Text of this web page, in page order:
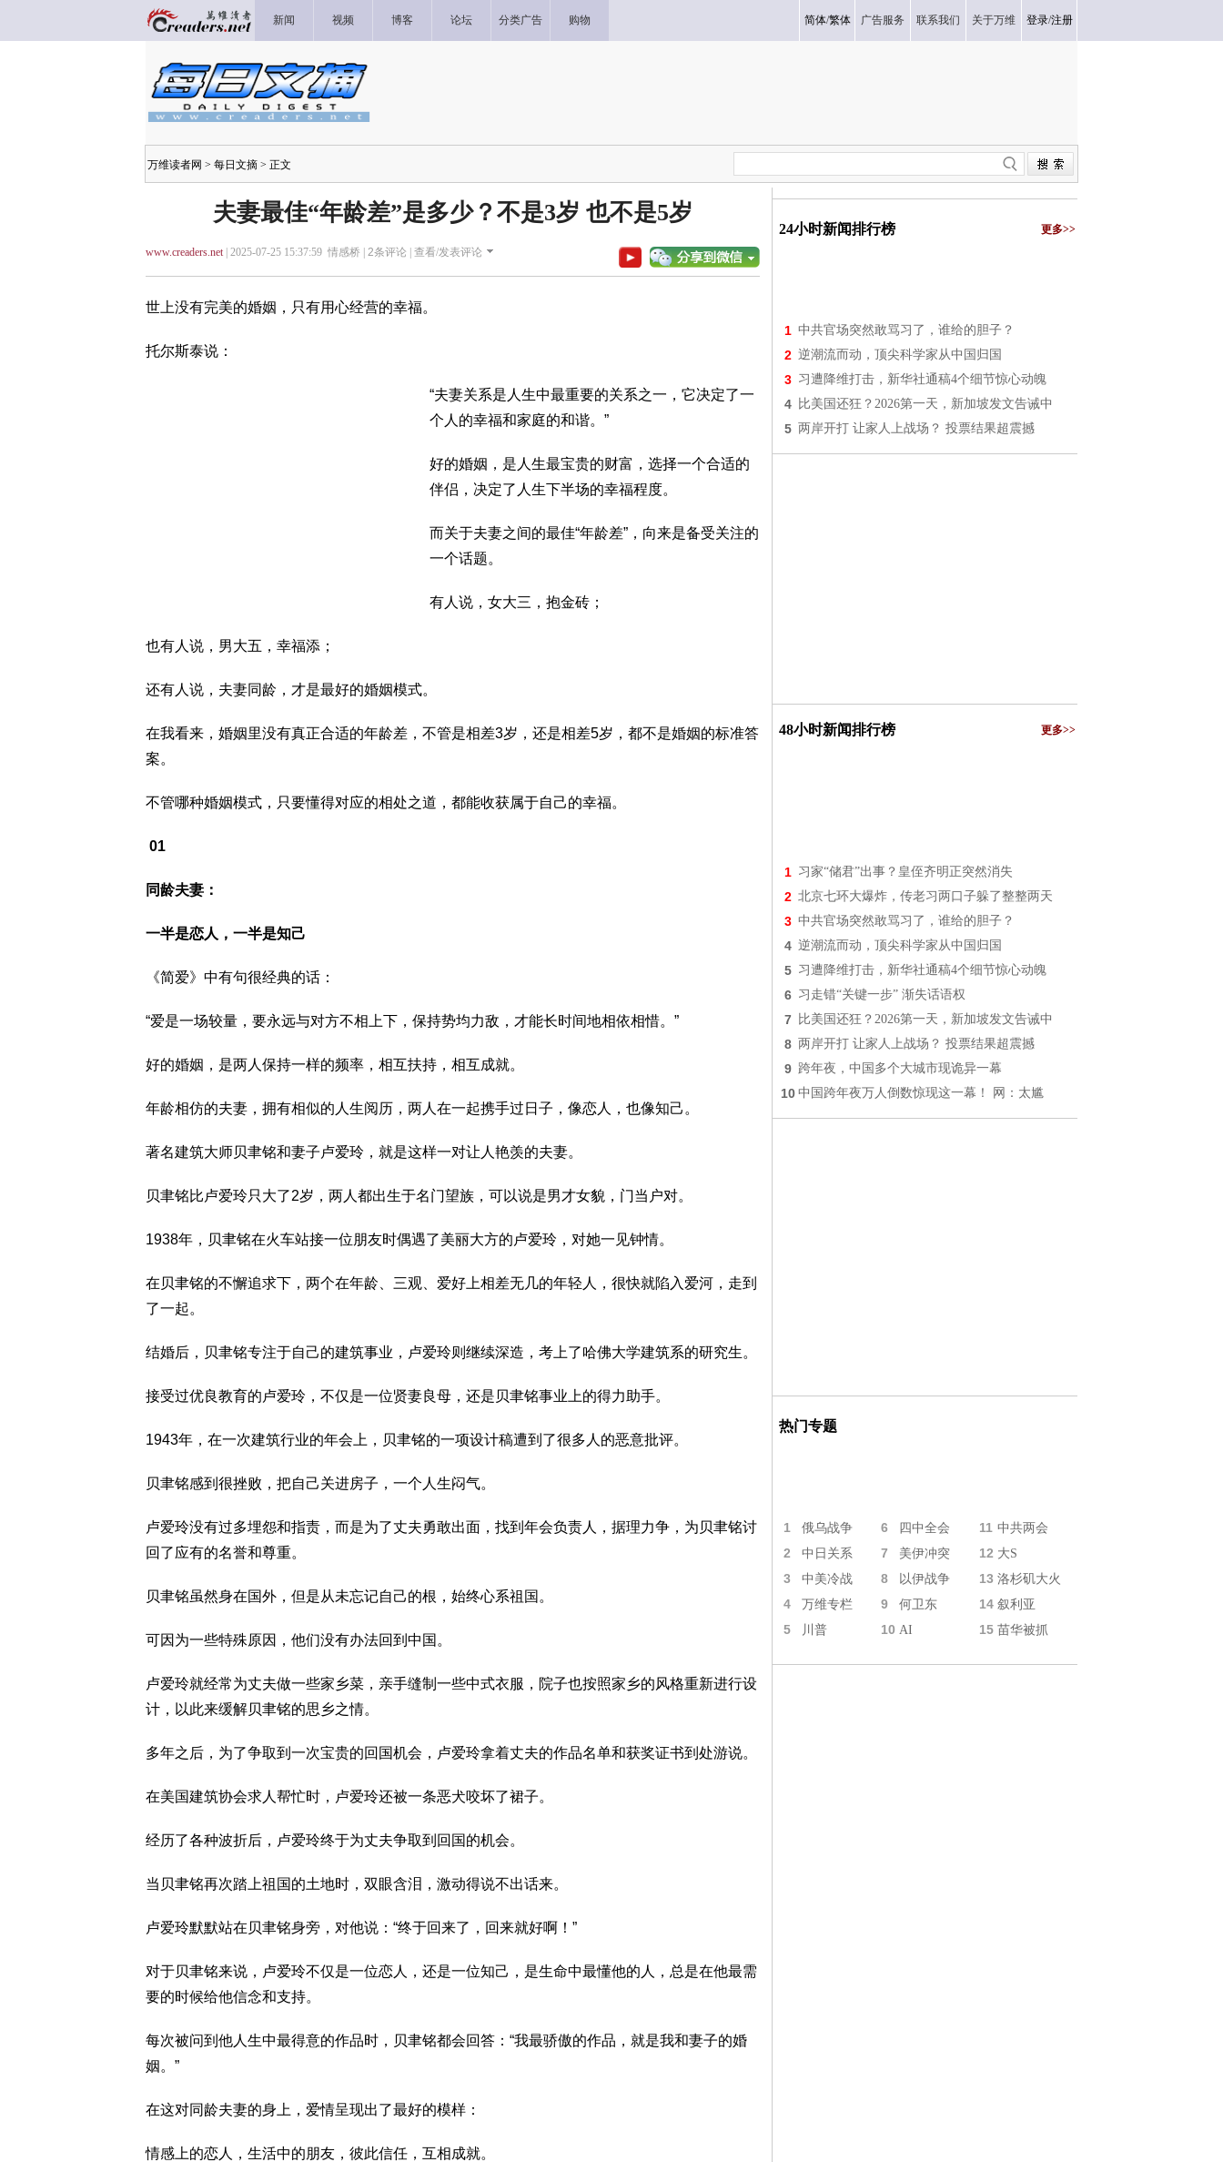
新闻 视频 博客 论坛 分类广告 购物 简体/繁体 广告服务 联系我们 关于万维 登录/注册
万维读者网 > 每日文摘 > 正文
夫妻最佳“年龄差”是多少？不是3岁 也不是5岁
www.creaders.net| 2025-07-25 15:37:59 情感桥 | 2条评论 | 查看/发表评论
世上没有完美的婚姻，只有用心经营的幸福。
托尔斯泰说：
“夫妻关系是人生中最重要的关系之一，它决定了一
个人的幸福和家庭的和谐。”
好的婚姻，是人生最宝贵的财富，选择一个合适的
伴侣，决定了人生下半场的幸福程度。
而关于夫妻之间的最佳“年龄差”，向来是备受关注的
一个话题。
有人说，女大三，抱金砖；
也有人说，男大五，幸福添；
还有人说，夫妻同龄，才是最好的婚姻模式。
在我看来，婚姻里没有真正合适的年龄差，不管是相差3岁，还是相差5岁，都不是婚姻的标准答
案。
不管哪种婚姻模式，只要懂得对应的相处之道，都能收获属于自己的幸福。
01
同龄夫妻：
一半是恋人，一半是知己
《简爱》中有句很经典的话：
“爱是一场较量，要永远与对方不相上下，保持势均力敌，才能长时间地相依相惜。”
好的婚姻，是两人保持一样的频率，相互扶持，相互成就。
年龄相仿的夫妻，拥有相似的人生阅历，两人在一起携手过日子，像恋人，也像知己。
著名建筑大师贝聿铭和妻子卢爱玲，就是这样一对让人艳羡的夫妻。
贝聿铭比卢爱玲只大了2岁，两人都出生于名门望族，可以说是男才女貌，门当户对。
1938年，贝聿铭在火车站接一位朋友时偶遇了美丽大方的卢爱玲，对她一见钟情。
在贝聿铭的不懈追求下，两个在年龄、三观、爱好上相差无几的年轻人，很快就陷入爱河，走到
了一起。
结婚后，贝聿铭专注于自己的建筑事业，卢爱玲则继续深造，考上了哈佛大学建筑系的研究生。
接受过优良教育的卢爱玲，不仅是一位贤妻良母，还是贝聿铭事业上的得力助手。
1943年，在一次建筑行业的年会上，贝聿铭的一项设计稿遭到了很多人的恶意批评。
贝聿铭感到很挫败，把自己关进房子，一个人生闷气。
卢爱玲没有过多埋怨和指责，而是为了丈夫勇敢出面，找到年会负责人，据理力争，为贝聿铭讨
回了应有的名誉和尊重。
贝聿铭虽然身在国外，但是从未忘记自己的根，始终心系祖国。
可因为一些特殊原因，他们没有办法回到中国。
卢爱玲就经常为丈夫做一些家乡菜，亲手缝制一些中式衣服，院子也按照家乡的风格重新进行设
计，以此来缓解贝聿铭的思乡之情。
多年之后，为了争取到一次宝贵的回国机会，卢爱玲拿着丈夫的作品名单和获奖证书到处游说。
在美国建筑协会求人帮忙时，卢爱玲还被一条恶犬咬坏了裙子。
经历了各种波折后，卢爱玲终于为丈夫争取到回国的机会。
当贝聿铭再次踏上祖国的土地时，双眼含泪，激动得说不出话来。
卢爱玲默默站在贝聿铭身旁，对他说：“终于回来了，回来就好啊！”
对于贝聿铭来说，卢爱玲不仅是一位恋人，还是一位知己，是生命中最懂他的人，总是在他最需
要的时候给他信念和支持。
每次被问到他人生中最得意的作品时，贝聿铭都会回答：“我最骄傲的作品，就是我和妻子的婚
姻。”
在这对同龄夫妻的身上，爱情呈现出了最好的模样：
情感上的恋人，生活中的朋友，彼此信任，互相成就。
24小时新闻排行榜 更多>>
1 中共官场突然敢骂习了，谁给的胆子？
2 逆潮流而动，顶尖科学家从中国归国
3 习遭降维打击，新华社通稿4个细节惊心动魄
4 比美国还狂？2026第一天，新加坡发文告诫中
5 两岸开打 让家人上战场？ 投票结果超震撼
48小时新闻排行榜 更多>>
1 习家“储君”出事？皇侄齐明正突然消失
2 北京七环大爆炸，传老习两口子躲了整整两天
3 中共官场突然敢骂习了，谁给的胆子？
4 逆潮流而动，顶尖科学家从中国归国
5 习遭降维打击，新华社通稿4个细节惊心动魄
6 习走错“关键一步” 渐失话语权
7 比美国还狂？2026第一天，新加坡发文告诫中
8 两岸开打 让家人上战场？ 投票结果超震撼
9 跨年夜，中国多个大城市现诡异一幕
10 中国跨年夜万人倒数惊现这一幕！ 网：太尴
热门专题
1 俄乌战争 6 四中全会 11 中共两会
2 中日关系 7 美伊冲突 12 大S
3 中美冷战 8 以伊战争 13 洛杉矶大火
4 万维专栏 9 何卫东 14 叙利亚
5 川普 10 AI 15 苗华被抓